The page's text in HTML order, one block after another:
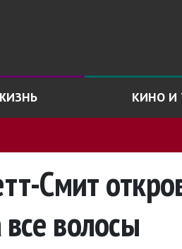
КИНО И
Смит
волосы